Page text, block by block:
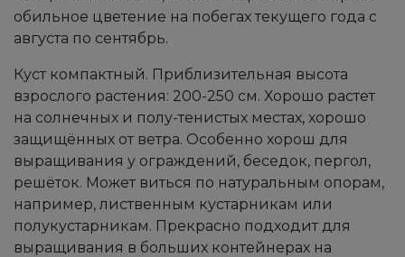
обильное цветение на побегах текущего года c
августа по сентябрь.
Куст компактный. Приблизительная высота
взрослого растения: 200-250 см. Хорошо растет
на солнечных и полу-тенистых местах, хорошо
защищённых от ветра. Особенно хорош для
выращивания у ограждений, беседок, пергол,
решёток. Может виться по натуральным опорам,
например, лиственным кустарникам или
полукустарникам. Прекрасно подходит для
выращивания в больших контейнерах на